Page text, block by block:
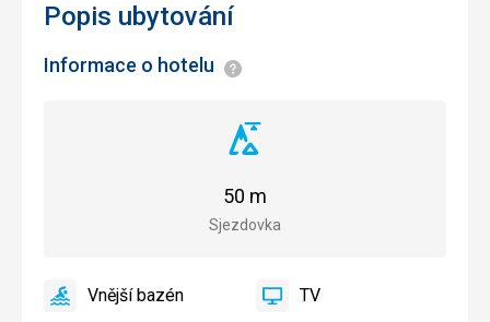
Popis ubytování
Informace o hotelu Informace
Vzdálenost
sjezdovky
Sjezdovka
50 m
VnějšíVnější bazén
ano TV TV
ano